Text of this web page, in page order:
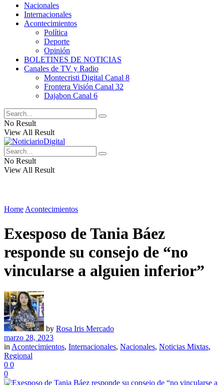
Nacionales
Internacionales
Acontecimientos
Política
Deporte
Opinión
BOLETINES DE NOTICIAS
Canales de TV y Radio
Montecristi Digital Canal 8
Frontera Visión Canal 32
Dajabon Canal 6
No Result
View All Result
No Result
View All Result
Home Acontecimientos
Exesposo de Tania Báez
responde su consejo de “no
vincularse a alguien inferior”
by Rosa Iris Mercado
marzo 28, 2023
in Acontecimientos, Internacionales, Nacionales, Noticias Mixtas,
Regional
0 0
0